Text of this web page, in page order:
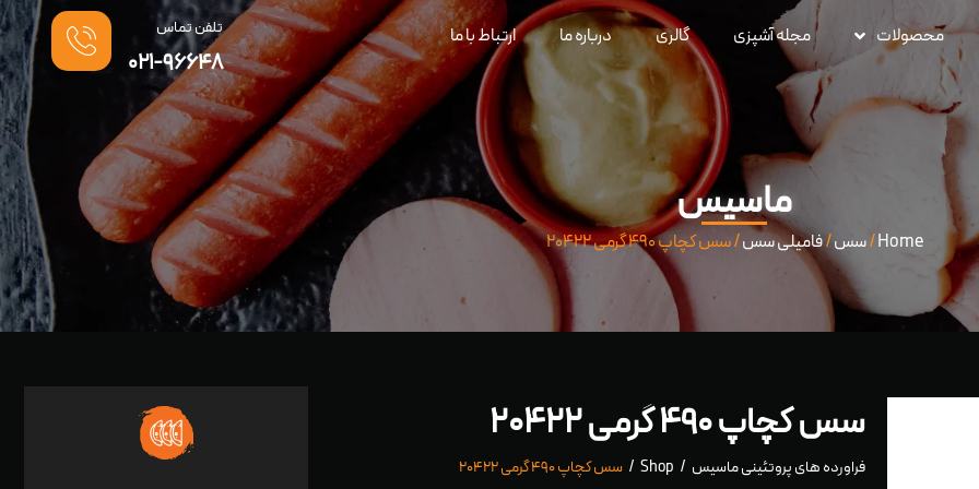
محصولات مجله آشپزی گالری درباره ما ارتباط با ما تلفن تماس
021-96648
ماسیس
Home
/سس/فامیلی سس/ سس کچاپ ۴۹۰ گرمی ۲۰۴۲۲
سس کچاپ ۴۹۰ گرمی ۲۰۴۲۲
فراورده های پروتئینی ماسیس Shop سس کچاپ ۴۹۰ گرمی ۲۰۴۲۲